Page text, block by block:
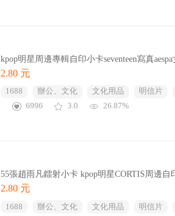
kpop明星周邊專輯自印小卡seventeen寫真
2.80 元
1688 辦公、文化 文化用品 明信片
6996
3.0 26.87%
55張趙雨凡鐳射小卡 kpop明星CORTIS周邊
2.80 元
1688 辦公、文化 文化用品 明信片